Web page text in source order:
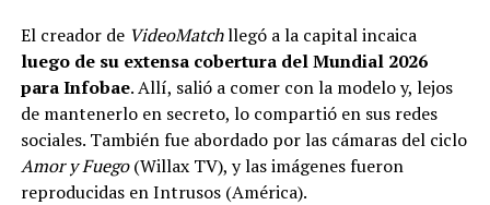
El creador de VideoMatchllegó a la capital incaica
luego de su extensa cobertura del Mundial 2026
para Infobae. Allí, salió a comer con la modelo y, lejos
de mantenerlo en secreto, lo compartió en sus redes
sociales. También fue abordado por las cámaras del ciclo
Amor y Fuego(Willax TV), y las imágenes fueron
reproducidas en Intrusos (América).